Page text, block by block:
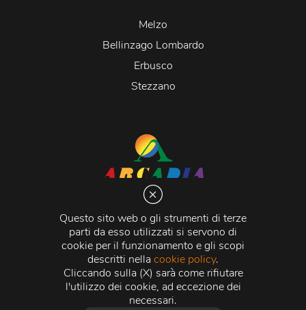
Questo sito web o gli strumenti di terze
parti da esso utilizzati si servono di
cookie per il funzionamento e gli scopi
descritti nellacookie policy.
Cliccando sulla (X) sarà come rifiutare
l'utilizzo dei cookie, ad eccezione dei
necessari.
Melzo
Bellinzago Lombardo
Erbusco
Stezzano
Via Martiri della Libertà 20066 Melzo (MI)
C.C.I.A.A. - R.E.A di Milano n. 1427910
Registro delle Imprese di Milano n. 338392 -
Fiscale e Partita Iva11015840157 | Capitale Sociale
500.000,00 i.v.
Credits:Crea Informatica S.r.l. 2026 © Tutti i diritti
riservati.